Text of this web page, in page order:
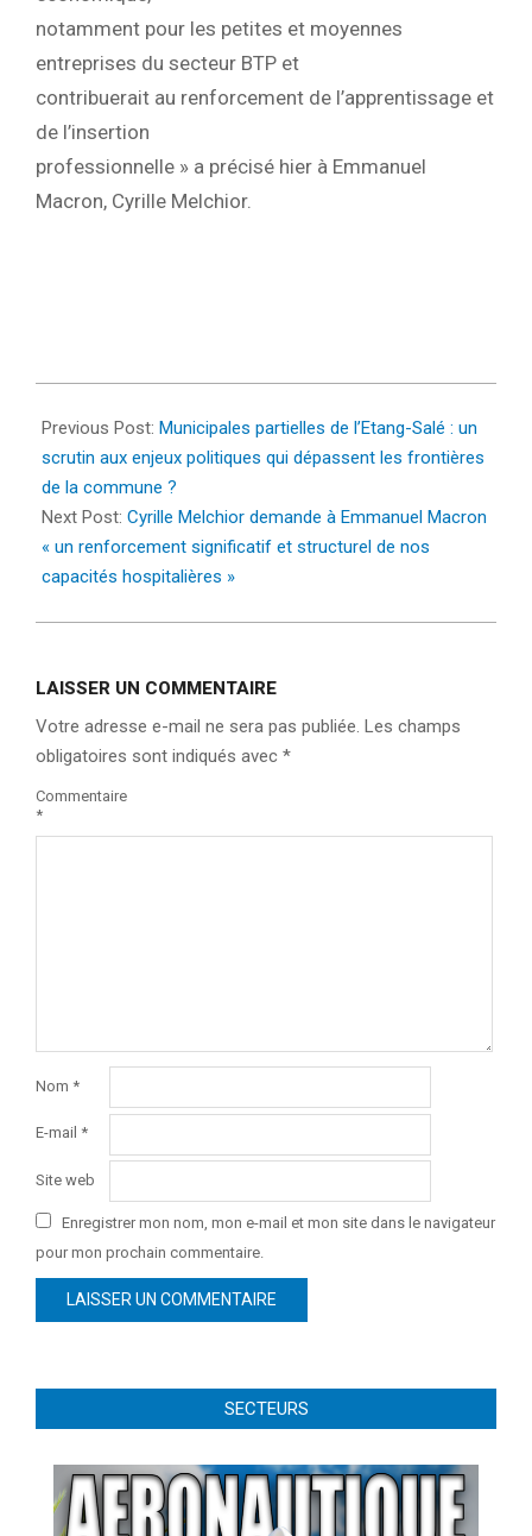
notamment pour les petites et moyennes
entreprises du secteur BTP et
contribuerait au renforcement de l’apprentissage et
de l’insertion
professionnelle » a précisé hier à Emmanuel
Macron, Cyrille Melchior.
01-
28
Previous Post: Municipales partielles de l’Etang-Salé : un
scrutin aux enjeux politiques qui dépassent les frontières
de la commune ?
Next Post: Cyrille Melchior demande à Emmanuel Macron
« un renforcement significatif et structurel de nos
capacités hospitalières »
LAISSER UN COMMENTAIRE
Votre adresse e-mail ne sera pas publiée. Les champs
obligatoires sont indiqués avec *
Commentaire
*
Nom *
E-mail *
Site web
Enregistrer mon nom, mon e-mail et mon site dans le navigateur
pour mon prochain commentaire.
SECTEURS